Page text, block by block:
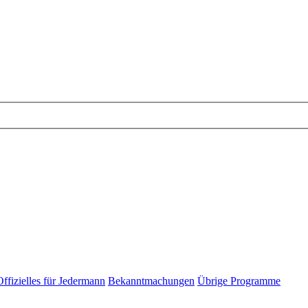
für Jedermann Bekanntmachungen Übrige Programme